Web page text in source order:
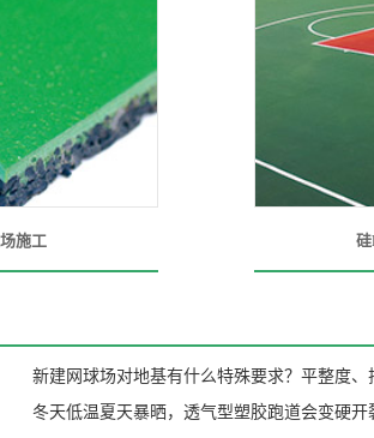
施工
新建网球场对地基有什么特殊要求？平整度
冬天低温夏天暴晒，透气型塑胶跑道会变硬开